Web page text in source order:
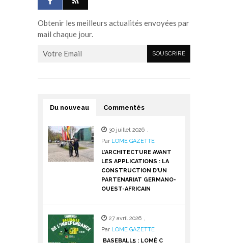
Obtenir les meilleurs actualités envoyées par
mail chaque jour.
Du nouveau Commentés
30 juillet 2026 ,
Par LOME GAZETTE
L’ARCHITECTURE AVANT
LES APPLICATIONS : LA
CONSTRUCTION D’UN
PARTENARIAT GERMANO-
OUEST-AFRICAIN
27 avril 2026 ,
Par LOME GAZETTE
BASEBALL5 : LOMÉ C